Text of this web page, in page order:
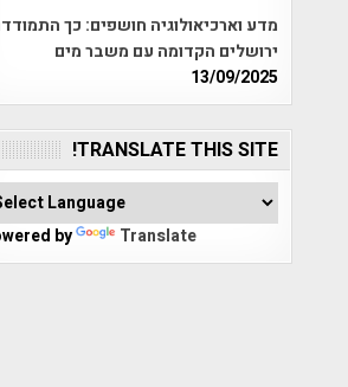
מדע וארכיאולוגיה חושפים: כך
ירושלים הקדומה עם משבר מים
13/09/2025
TRANSLATE THIS SITE!
by Translate